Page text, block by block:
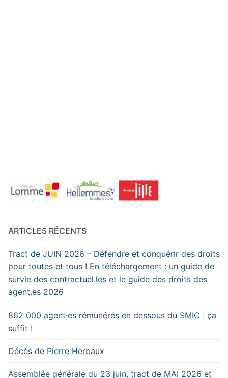
ARTICLES RÉCENTS
Tract de JUIN 2026 – Défendre et conquérir des droits
pour toutes et tous ! En téléchargement : un guide de
survie des contractuel.les et le guide des droits des
agent.es 2026
862 000 agent·es rémunérés en dessous du SMIC : ça
suffit !
Décès de Pierre Herbaux
Assemblée générale du 23 juin, tract de MAI 2026 et